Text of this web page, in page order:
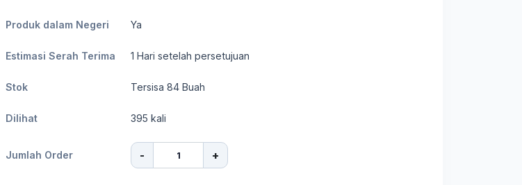
Produk dalam Negeri Ya
Estimasi Serah Terima 1 Hari setelah persetujuan
Stok Tersisa 84 Buah
Dilihat 395 kali
Jumlah Order - +